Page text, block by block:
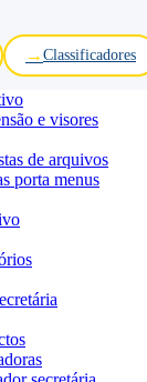
Classificadores
e visores
de arquivos
porta menus